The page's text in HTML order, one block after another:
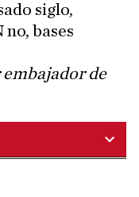
siglo,
bases
de